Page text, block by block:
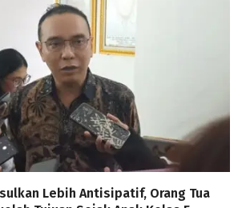
Lebih Antisipatif, Orang Tua